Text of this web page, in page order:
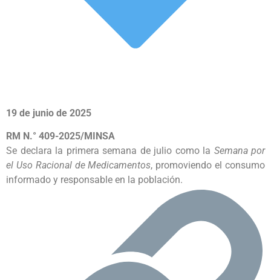
19 de junio de 2025
RM N.° 409-2025/MINSA
Se declara la primera semana de julio como la Semana por
el Uso Racional de Medicamentos, promoviendo el consumo
informado y responsable en la población.